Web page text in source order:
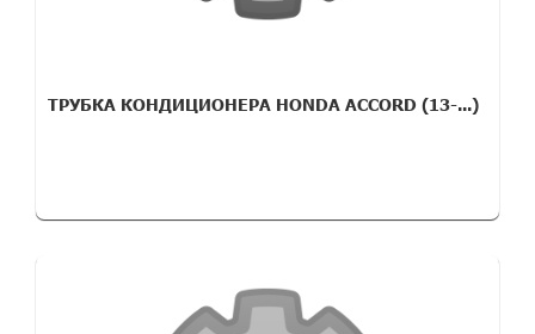
ТРУБКА КОНДИЦИОНЕРА HONDA ACCORD (13-...)